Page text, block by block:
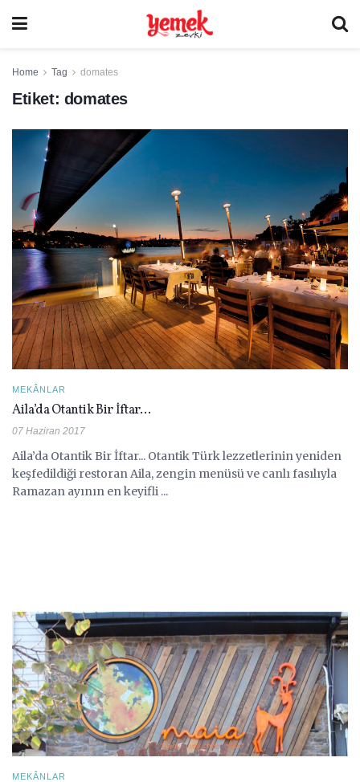
Home Tag domates
Etiket: domates
MEKÂNLAR
Aila’da Otantik Bir İftar…
07 Haziran 2017
Aila’da Otantik Bir İftar... Otantik Türk lezzetlerinin yeniden
keşfedildiği restoran Aila, zengin menüsü ve canlı fasılıyla
Ramazan ayının en keyifli ...
MEKÂNLAR